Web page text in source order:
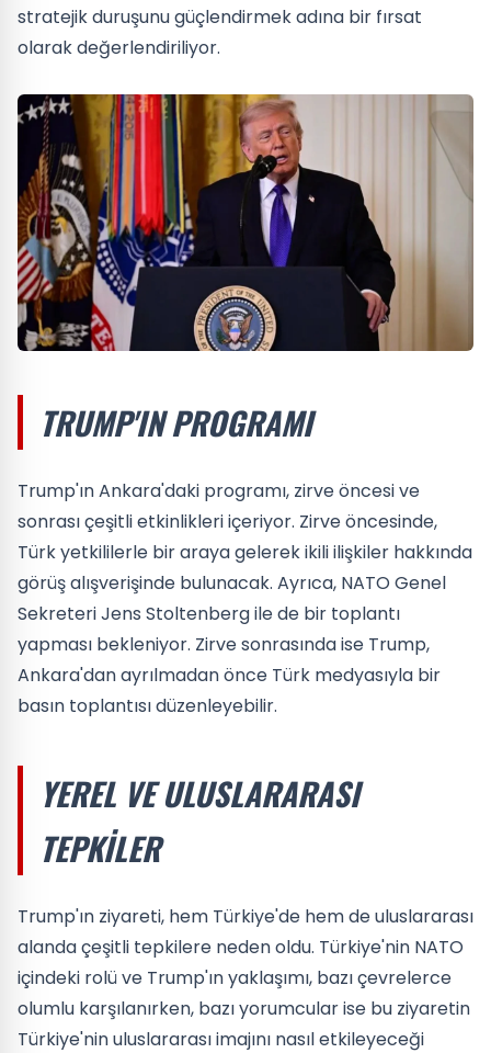
stratejik duruşunu güçlendirmek adına bir fırsat
olarak değerlendiriliyor.
TRUMP'IN PROGRAMI
Trump'ın Ankara'daki programı, zirve öncesi ve
sonrası çeşitli etkinlikleri içeriyor. Zirve öncesinde,
Türk yetkililerle bir araya gelerek ikili ilişkiler hakkında
görüş alışverişinde bulunacak. Ayrıca, NATO Genel
Sekreteri Jens Stoltenberg ile de bir toplantı
yapması bekleniyor. Zirve sonrasında ise Trump,
Ankara'dan ayrılmadan önce Türk medyasıyla bir
basın toplantısı düzenleyebilir.
YEREL VE ULUSLARARASI
TEPKILER
Trump'ın ziyareti, hem Türkiye'de hem de uluslararası
alanda çeşitli tepkilere neden oldu. Türkiye'nin NATO
içindeki rolü ve Trump'ın yaklaşımı, bazı çevrelerce
olumlu karşılanırken, bazı yorumcular ise bu ziyaretin
Türkiye'nin uluslararası imajını nasıl etkileyeceği